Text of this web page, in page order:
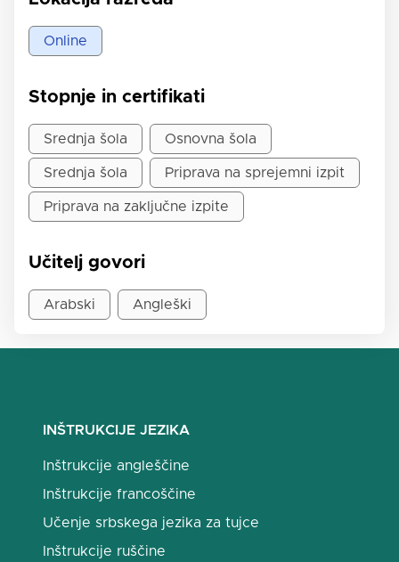
Online
Stopnje in certifikati
Srednja šola Osnovna šola
Srednja šola Priprava na sprejemni izpit
Priprava na zaključne izpite
Učitelj govori
Arabski Angleški
INŠTRUKCIJE JEZIKA
Inštrukcije angleščine
Inštrukcije francoščine
Učenje srbskega jezika za tujce
Inštrukcije ruščine